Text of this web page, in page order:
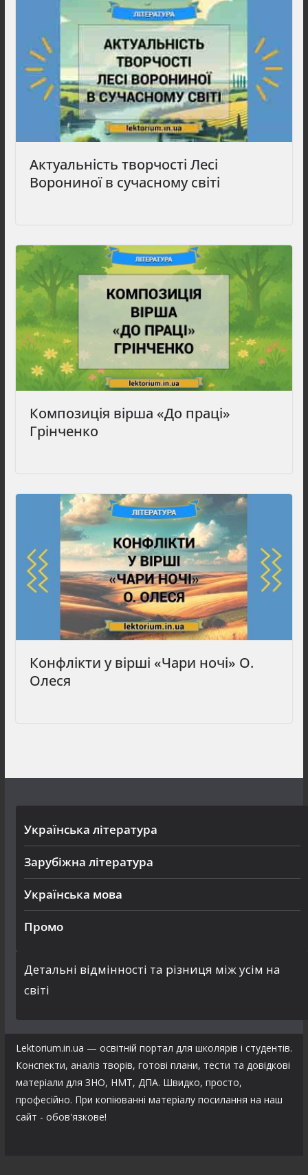
Актуальність творчості Лесі
Ворониної в сучасному світі
Композиція вірша «До праці»
Грінченко
Конфлікти у вірші «Чари ночі» О.
Олеся
Українська література
Зарубіжна література
Українська мова
Промо
Детальні відмінності та різниця між усім на
світі
Lektorium.in.ua — освітній портал для школярів і студентів.
Конспекти, аналіз творів, готові плани, тести та довідкові
матеріали для ЗНО, НМТ, ДПА. Швидко, просто,
професійно. При копіюванні матеріалу посилання на наш
сайт - обов'язкове!